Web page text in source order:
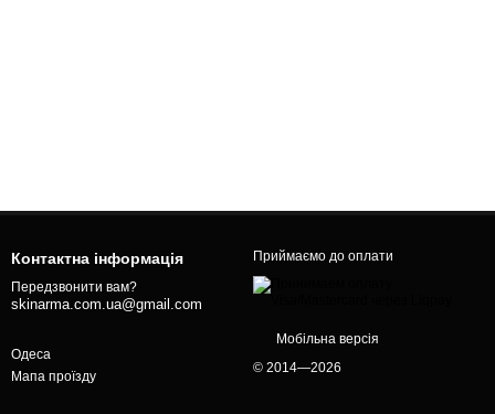
Контактна інформація
Передзвонити вам?
skinarma.com.ua@gmail.com
Одеса
Мапа проїзду
Приймаємо до оплати
Мобільна версія
© 2014—2026